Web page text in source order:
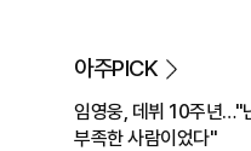
아주PICK
임영웅, 데뷔 10주년…"
부족한 사람이었다"